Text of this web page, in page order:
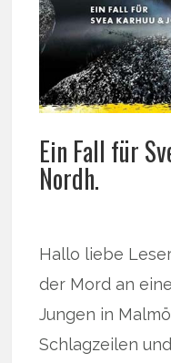
Ein Fall für
Nordh.
Hallo liebe
der Mord an
Jungen in
Schlagzeilen